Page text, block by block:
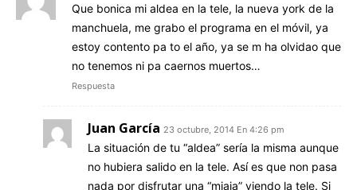
Que bonica mi aldea en la tele, la nueva york de la
manchuela, me grabo el programa en el móvil, ya
estoy contento pa to el año, ya se m ha olvidao que
no tenemos ni pa caernos muertos…
Respuesta
Juan García 23 octubre, 2014 En 4:26 pm
La situación de tu “aldea” sería la misma aunque
no hubiera salido en la tele. Así es que non pasa
nada por disfrutar una “miaja” viendo la tele. Si